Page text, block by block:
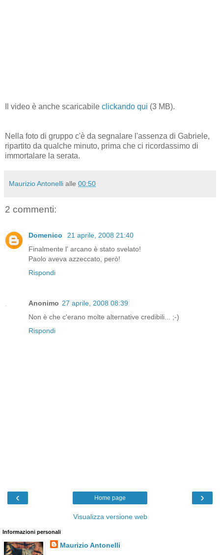
Il video è anche scaricabile clickando qui (3 MB).
Nella foto di gruppo c'è da segnalare l'assenza di Gabriele,
ripartito da qualche minuto, prima che ci ricordassimo di
immortalare la serata.
Maurizio Antonelli alle 00:50
2 commenti:
Domenico
21 aprile, 2008 21:40
Finalmente l' arcano è stato svelato!
Paolo aveva azzeccato, però!
Rispondi
Anonimo 27 aprile, 2008 08:39
Non è che c'erano molte alternative credibili... ;-)
Rispondi
‹ ›
Home page
Visualizza versione web
Informazioni personali
Maurizio Antonelli